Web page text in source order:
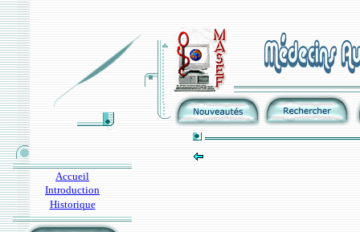
Accueil
Introduction
Historique